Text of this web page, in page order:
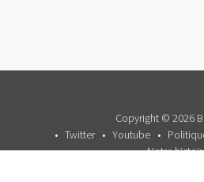
Copyright © 2026
Twitter
Youtube
Notre